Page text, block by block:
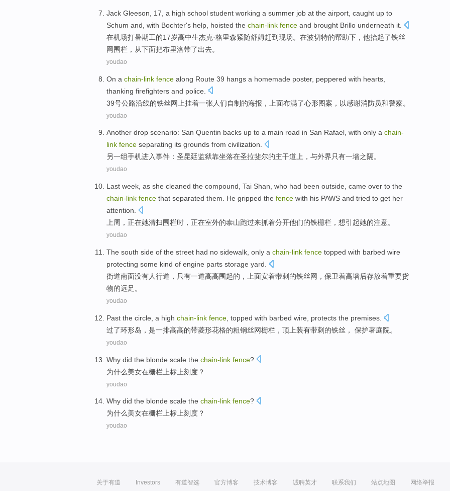
Jack Gleeson 17 , a high school student working a summer job at the airport , caught up to
Schum and, with Bochter's help , hoisted the chain-link fence and brought Brillo underneath it.
在机场打暑期工的17岁高中生杰克·格里森紧随舒姆赶到现场。 在波切特的帮助下，他抬起了铁丝
网围栏，从下面把布里洛带了出去。
youdao
On a chain-link fence along Route 39 hangs a homemade poster, peppered with hearts,
thanking firefighters and police
39号公路沿线的铁丝网 上挂着一张人们自制的海报 ，上面布满了心形图案， 以感谢消防员和警察。
youdao
Another drop scenario: San Quentin backs up to a main road in San Rafael, with only a chain-
link fence separating its grounds from civilization.
另一组手机进入事件： 圣昆廷监狱靠坐落在圣拉斐尔的主干道上， 与外界只有一墙之隔。
youdao
Last week , as she cleaned the compound, Tai Shan , who had been outside came over to the
chain-link fence that separated them . He gripped the fence with his PAWS and tried to get her
attention
上周 ，正在她清扫围栏时，正在室外的泰山跑过来抓着分开他们的铁栅栏 ， 想引起她的注意。
youdao
The south side of the street had no sidewalk only a chain-link fence topped with barbed wire
protecting some kind of engine parts storage yard.
街道南面没有人行道 ， 只有一道高高围起的 ，上面安着带刺 的铁丝网， 保卫着高墙后存放着重要货
物的远足。
youdao
Past the circle a high chain-link fence topped with barbed wire protects the premises.
过了环形岛， 是一排高高的带菱形花格的粗钢丝网栅栏 ， 顶上装有带刺的铁丝， 保护著庭院。
youdao
Why did the blonde scale the chain-link fence?
为什么美女在栅栏 上标上刻度 ？
youdao
Why did the blonde scale the chain-link fence?
为什么美女在栅栏上标上刻度 ？
youdao
关于有道 Investors 有道智选 官方博客 技术博客 诚聘英才 联系我们 站点地图 网络举报